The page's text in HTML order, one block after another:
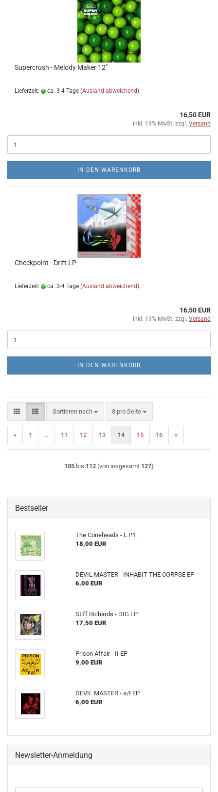
Supercrush - Melody Maker 12"
Lieferzeit: ca. 3-4 Tage (Ausland abweichend)
16,50 EUR
inkl. 19% MwSt. zzgl. Versand
IN DEN WARENKORB
Checkpoint - Drift LP
Lieferzeit: ca. 3-4 Tage (Ausland abweichend)
16,50 EUR
inkl. 19% MwSt. zzgl. Versand
IN DEN WARENKORB
Sortieren nach
Sortieren nach 8 pro Seite
pro Seite
« 1 ... 11 12 13 14 15 16 »
105 bis 112 (von insgesamt 127)
Bestseller
The Coneheads - L​.​P​.​1.
18,00 EUR
DEVIL MASTER - INHABIT THE CORPSE EP
6,00 EUR
Stiff Richards - DIG LP
17,50 EUR
Prison Affair - II EP
9,00 EUR
DEVIL MASTER - s​/​t EP
6,00 EUR
Newsletter-Anmeldung